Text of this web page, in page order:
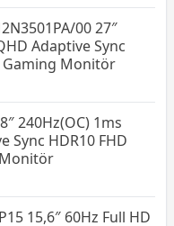
00 27″
Adaptive Sync
Gaming Monitör
240Hz(OC) 1ms
Sync HDR10 FHD
15,6″ 60Hz Full HD